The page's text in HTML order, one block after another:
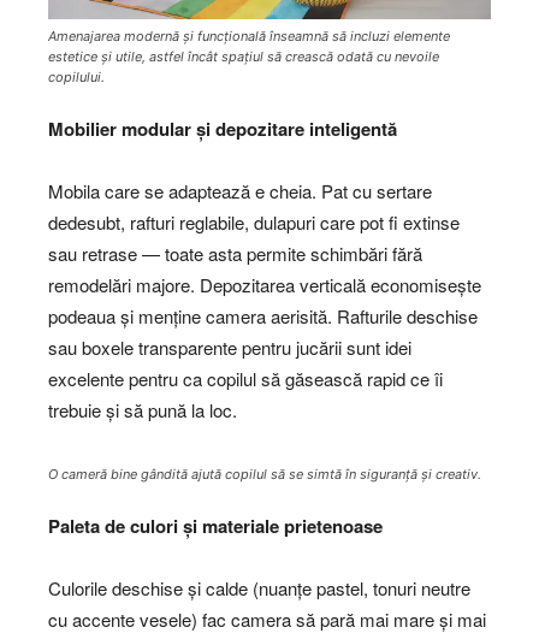
Amenajarea modernă și funcțională înseamnă să incluzi elemente
estetice și utile, astfel încât spațiul să crească odată cu nevoile
copilului.
Mobilier modular și depozitare inteligentă
Mobila care se adaptează e cheia. Pat cu sertare
dedesubt, rafturi reglabile, dulapuri care pot fi extinse
sau retrase — toate asta permite schimbări fără
remodelări majore. Depozitarea verticală economisește
podeaua și menține camera aerisită. Rafturile deschise
sau boxele transparente pentru jucării sunt idei
excelente pentru ca copilul să găsească rapid ce îi
trebuie și să pună la loc.
O cameră bine gândită ajută copilul să se simtă în siguranță și creativ.
Paleta de culori și materiale prietenoase
Culorile deschise și calde (nuanțe pastel, tonuri neutre
cu accente vesele) fac camera să pară mai mare și mai